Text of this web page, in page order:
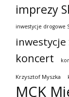
imprezy
inwestycje drogowe
inwestycje
koncert
Krzysztof Myszka
MCK